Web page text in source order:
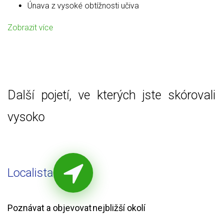
Únava z vysoké obtížnosti učiva
Zobrazit více
Další pojetí, ve kterých jste skórovali
vysoko
Localista
Poznávat a objevovat nejbližší okolí